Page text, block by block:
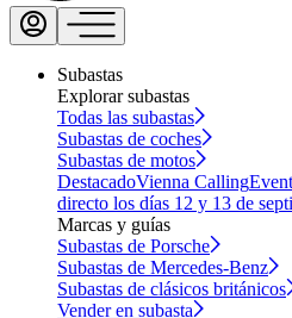
Subastas
Explorar subastas
Todas las subastas
Subastas de coches
Subastas de motos
DestacadoVienna Calling
directo los días 12 y 13 de
Marcas y guías
Subastas de Porsche
Subastas de Mercedes-Benz
Subastas de clásicos británicos
Vender en subasta